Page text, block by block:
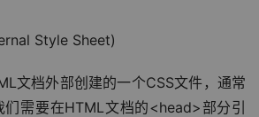
Style Sheet)
文档外部创建的一个CSS文件，通常
们需要在HTML文档的<head>部分引